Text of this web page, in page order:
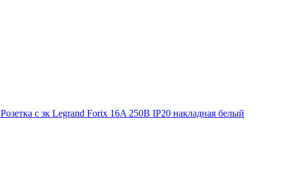
Розетка с зк Legrand Forix 16A 250В IP20 накладная белый